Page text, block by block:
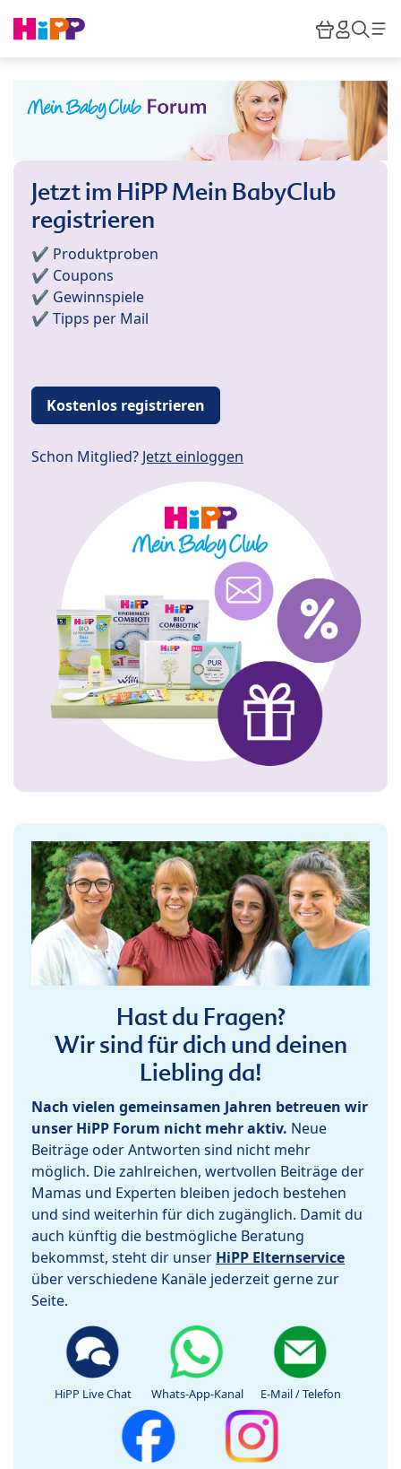
HiPP
Jetzt im HiPP Mein BabyClub
registrieren
✔️ Produktproben
✔️ Coupons
✔️ Gewinnspiele
✔️ Tipps per Mail
Kostenlos registrieren
Schon Mitglied? Jetzt einloggen
Hast du Fragen?
Wir sind für dich und deinen
Liebling da!
Nach vielen gemeinsamen Jahren betreuen wir
unser HiPP Forum nicht mehr aktiv. Neue
Beiträge oder Antworten sind nicht mehr
möglich. Die zahlreichen, wertvollen Beiträge der
Mamas und Experten bleiben jedoch bestehen
und sind weiterhin für dich zugänglich. Damit du
auch künftig die bestmögliche Beratung
bekommst, steht dir unser HiPP Elternservice
über verschiedene Kanäle jederzeit gerne zur
Seite.
HiPP Live Chat Whats-App-Kanal E-Mail / Telefon